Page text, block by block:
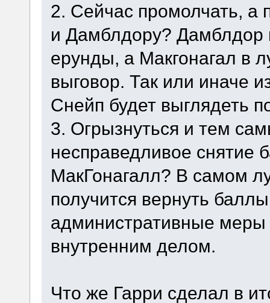
2. Сейчас промолчать, а
и Дамблдору? Дамблдор
ерунды, а Макгонагал в
выговор. Так или иначе
Снейп будет выглядеть
3. Огрызнуться и тем
несправедливое снятие
МакГонагалл? В самом
получится вернуть
административные меры
внутренним делом.
Что же Гарри сделал в